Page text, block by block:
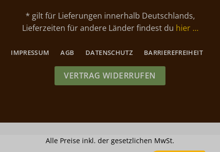
* gilt für Lieferungen innerhalb Deutschlands,
Lieferzeiten für andere Länder findest du hier …
IMPRESSUM AGB DATENSCHUTZ BARRIEREFREIHEIT
VERTRAG WIDERRUFEN
Alle Preise inkl. der gesetzlichen MwSt.